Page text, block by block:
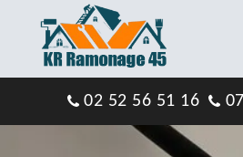
02 52 56 51 16